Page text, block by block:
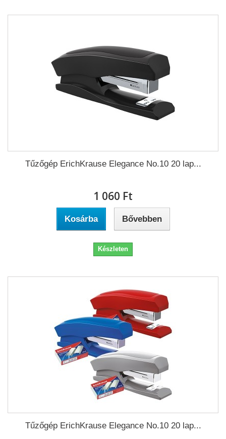
Tűzőgép ErichKrause Elegance No.10 20 lap...
1 060 Ft‎
Kosárba Bővebben
Készleten
Tűzőgép ErichKrause Elegance No.10 20 lap...